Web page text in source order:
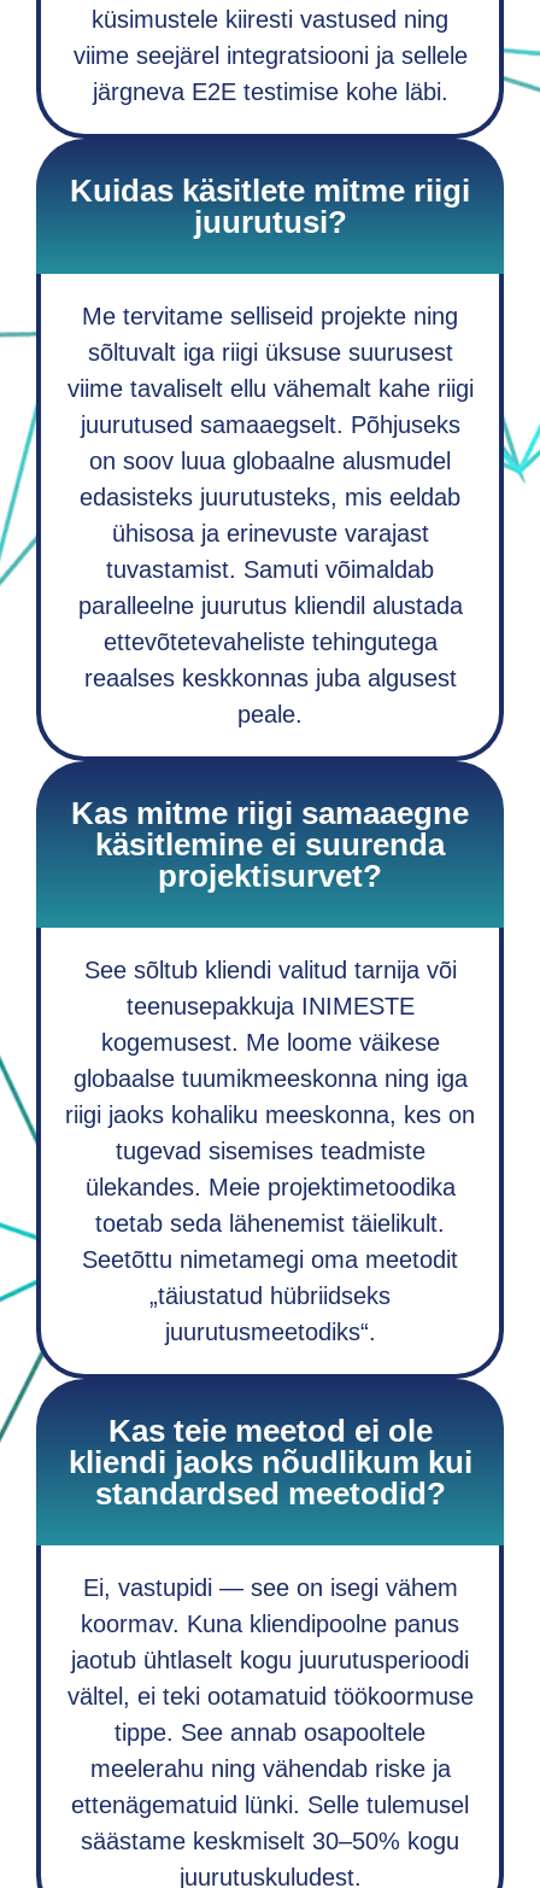
küsimustele kiiresti vastused ning
viime seejärel integratsiooni ja sellele
järgneva E2E testimise kohe läbi.
Kuidas käsitlete mitme riigi
juurutusi?
Me tervitame selliseid projekte ning
sõltuvalt iga riigi üksuse suurusest
viime tavaliselt ellu vähemalt kahe riigi
juurutused samaaegselt. Põhjuseks
on soov luua globaalne alusmudel
edasisteks juurutusteks, mis eeldab
ühisosa ja erinevuste varajast
tuvastamist. Samuti võimaldab
paralleelne juurutus kliendil alustada
ettevõtetevaheliste tehingutega
reaalses keskkonnas juba algusest
peale.
Kas mitme riigi samaaegne
käsitlemine ei suurenda
projektisurvet?
See sõltub kliendi valitud tarnija või
teenusepakkuja INIMESTE
kogemusest. Me loome väikese
globaalse tuumikmeeskonna ning iga
riigi jaoks kohaliku meeskonna, kes on
tugevad sisemises teadmiste
ülekandes. Meie projektimetoodika
toetab seda lähenemist täielikult.
Seetõttu nimetamegi oma meetodit
„täiustatud hübriidseks
juurutusmeetodiks“.
Kas teie meetod ei ole
kliendi jaoks nõudlikum kui
standardsed meetodid?
Ei, vastupidi — see on isegi vähem
koormav. Kuna kliendipoolne panus
jaotub ühtlaselt kogu juurutusperioodi
vältel, ei teki ootamatuid töökoormuse
tippe. See annab osapooltele
meelerahu ning vähendab riske ja
ettenägematuid lünki. Selle tulemusel
säästame keskmiselt 30–50% kogu
juurutuskuludest.